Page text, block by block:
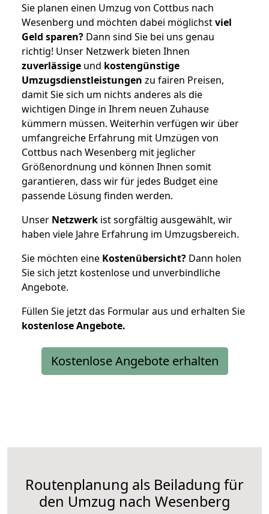
Sie planen einen Umzug von Cottbus nach
Wesenberg und möchten dabei möglichstviel
Geld sparen? Dann sind Sie bei uns genau
richtig! Unser Netzwerk bieten Ihnen
zuverlässige und kostengünstige
Umzugsdienstleistungen zu fairen Preisen,
damit Sie sich um nichts anderes als die
wichtigen Dinge in Ihrem neuen Zuhause
kümmern müssen. Weiterhin verfügen wir über
umfangreiche Erfahrung mit Umzügen von
Cottbus nach Wesenberg mit jeglicher
Größenordnung und können Ihnen somit
garantieren, dass wir für jedes Budget eine
passende Lösung finden werden.
Unser Netzwerk ist sorgfältig ausgewählt, wir
haben viele Jahre Erfahrung im Umzugsbereich.
Sie möchten eine Kostenübersicht? Dann holen
Sie sich jetzt kostenlose und unverbindliche
Angebote.
Füllen Sie jetzt das Formular aus und erhalten Sie
kostenloseAngebote.
Kostenlose Angebote erhalten
Routenplanung als Beiladung für
den Umzug nach Wesenberg